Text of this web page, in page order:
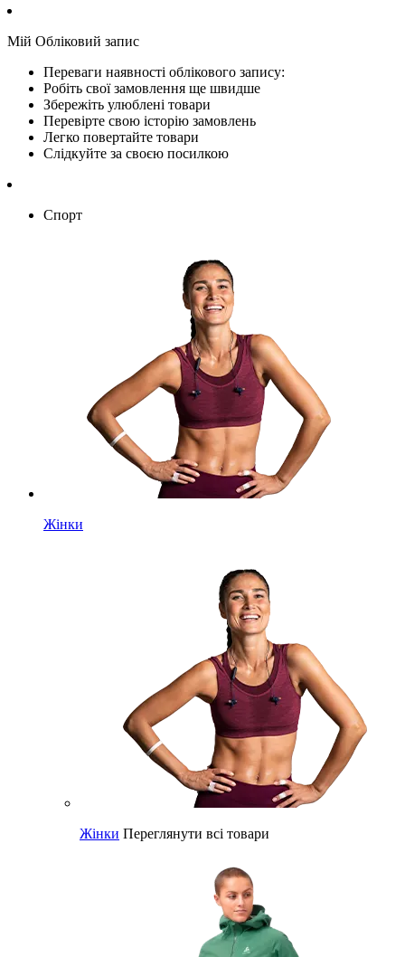
Мій Обліковий запис
Переваги наявності облікового запису:
Робіть свої замовлення ще швидше
Збережіть улюблені товари
Перевірте свою історію замовлень
Легко повертайте товари
Слідкуйте за своєю посилкою
Спорт
Жінки
Жінки Переглянути всі товари